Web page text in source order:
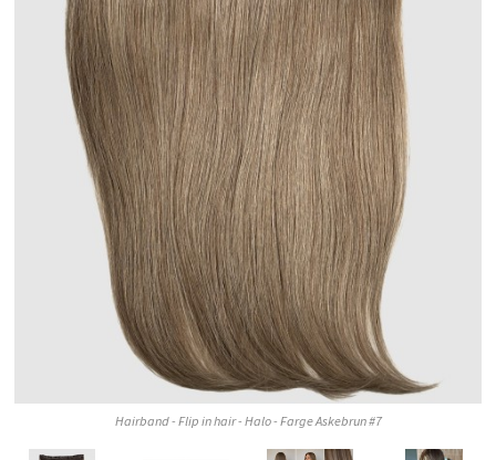
Hairband - Flip in hair - Halo - Farge Askebrun #7